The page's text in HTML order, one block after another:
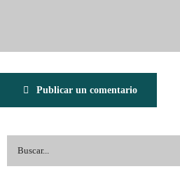
Publicar un comentario